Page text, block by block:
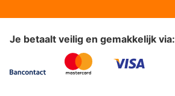
Je betaalt veilig en gemakkelijk via: